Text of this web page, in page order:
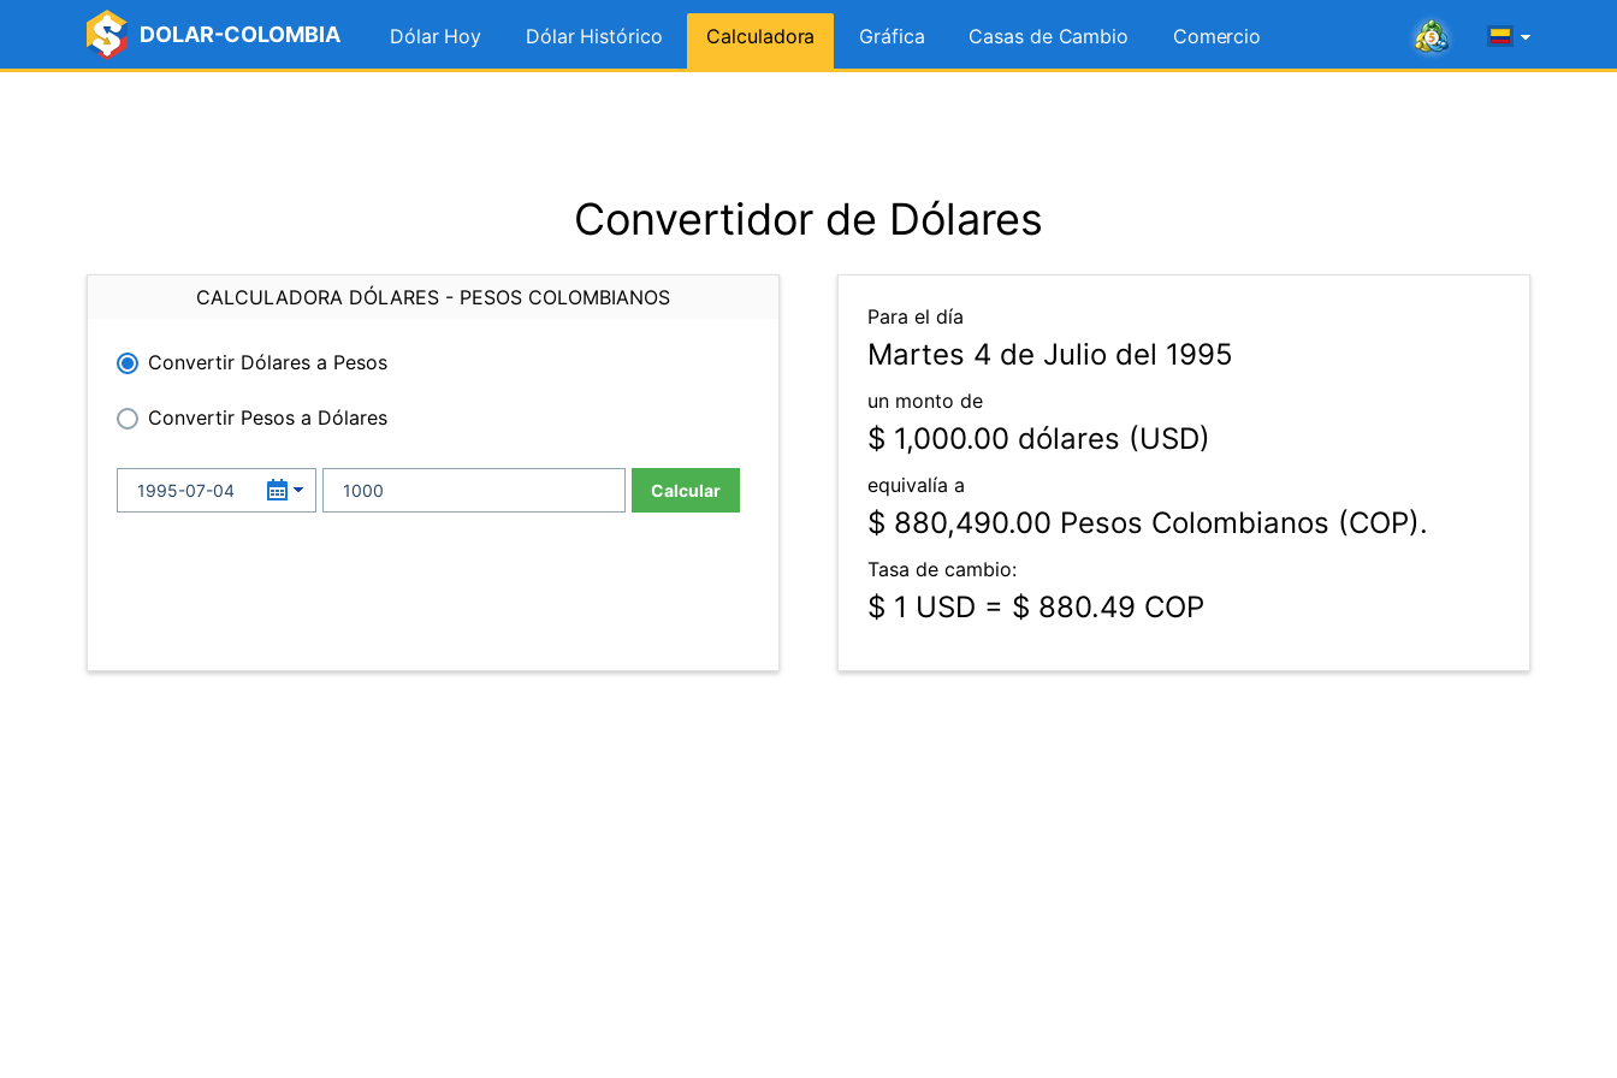
DOLAR-COLOMBIA Dólar Hoy Dólar Histórico Calculadora Gráfica Casas de Cambio Comercio
Convertidor de Dólares
CALCULADORA DÓLARES - PESOS COLOMBIANOS
Convertir Dólares a Pesos
Convertir Pesos a Dólares
Calcular
Para el día
Martes 4 de Julio del 1995
un monto de
$ 1,000.00 dólares (USD)
equivalía a
$ 880,490.00 Pesos Colombianos (COP).
Tasa de cambio:
$ 1 USD = $ 880.49 COP